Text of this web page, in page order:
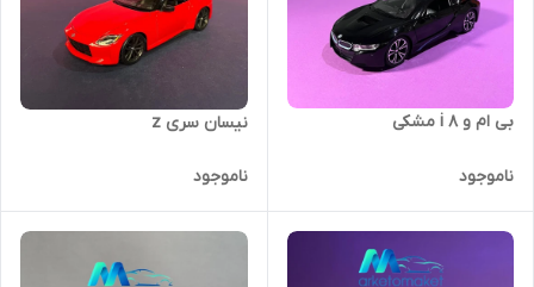
بی ام و i 8 مشکی
ناموجود
نیسان سری z
ناموجود